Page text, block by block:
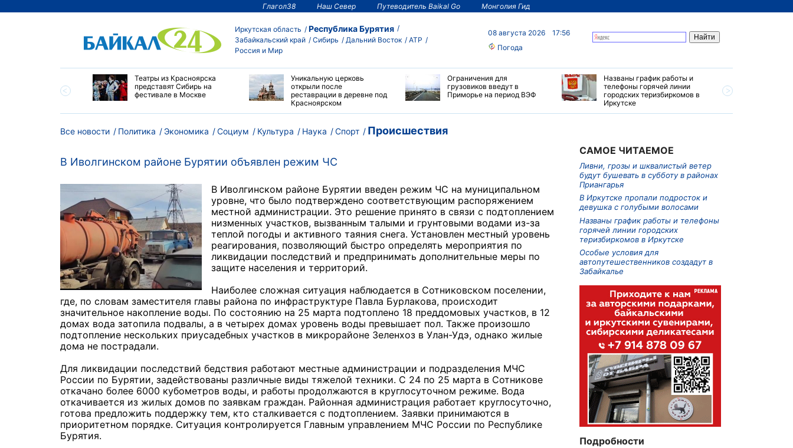
Глагол38 Наш Север Путеводитель Baikal Go Монголия Гид
Иркутская область Республика Бурятия
Забайкальский край Сибирь Дальний Восток
АТР
Россия и Мир
08 августа 2026
17:56
Погода
Алтайского края
и многолетний
Театры из Красноярска
представят Сибирь на
фестивале в Москве
Уникальную церковь
открыли после
реставрации в деревне под
Красноярском
Ограничения для
грузовиков введут в
Приморье на период ВЭФ
Названы график работы и
телефоны горячей линии
городских теризбиркомов в
Иркутске
Все новости Политика Экономика Социум Культура Наука Спорт Происшествия
В Иволгинском районе Бурятии объявлен режим ЧС
В Иволгинском районе Бурятии введен режим ЧС на муниципальном
уровне, что было подтверждено соответствующим распоряжением
местной администрации. Это решение принято в связи с подтоплением
низменных участков, вызванным талыми и грунтовыми водами из-за
теплой погоды и активного таяния снега. Установлен местный уровень
реагирования, позволяющий быстро определять мероприятия по
ликвидации последствий и предпринимать дополнительные меры по
защите населения и территорий.
Наиболее сложная ситуация наблюдается в Сотниковском поселении,
где, по словам заместителя главы района по инфраструктуре Павла Бурлакова, происходит
значительное накопление воды. По состоянию на 25 марта подтоплено 18 преддомовых участков, в 12
домах вода затопила подвалы, а в четырех домах уровень воды превышает пол. Также произошло
подтопление нескольких приусадебных участков в микрорайоне Зеленхоз в Улан-Удэ, однако жилые
дома не пострадали.
Для ликвидации последствий бедствия работают местные администрации и подразделения МЧС
России по Бурятии, задействованы различные виды тяжелой техники. С 24 по 25 марта в Сотникове
откачано более 6000 кубометров воды, и работы продолжаются в круглосуточном режиме. Вода
откачивается из жилых домов по заявкам граждан. Районная администрация работает круглосуточно,
готова предложить поддержку тем, кто сталкивается с подтоплением. Заявки принимаются в
приоритетном порядке. Ситуация контролируется Главным управлением МЧС России по Республике
Бурятия.
САМОЕ ЧИТАЕМОЕ
Ливни, грозы и шквалистый ветер
будут бушевать в субботу в районах
Приангарья
В Иркутске пропали подросток и
девушка с голубыми волосами
Названы график работы и телефоны
горячей линии городских
теризбиркомов в Иркутске
Особые условия для
автопутешественников создадут в
Забайкалье
Подробности